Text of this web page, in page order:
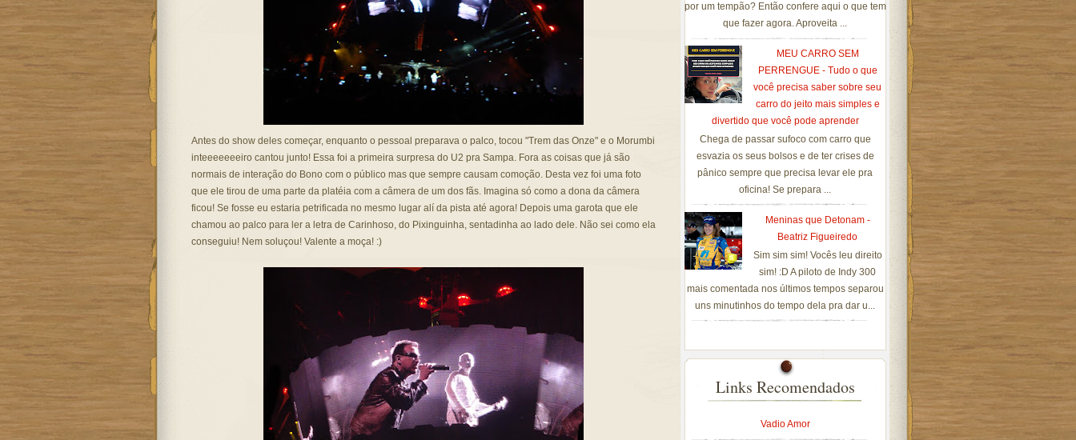
Antes do show deles começar, enquanto o pessoal preparava o palco, tocou "Trem das Onze" e o Morumbi
inteeeeeeeiro cantou junto! Essa foi a primeira surpresa do U2 pra Sampa. Fora as coisas que já são
normais de interação do Bono com o público mas que sempre causam comoção. Desta vez foi uma foto
que ele tirou de uma parte da platéia com a câmera de um dos fãs. Imagina só como a dona da câmera
ficou! Se fosse eu estaria petrificada no mesmo lugar alí da pista até agora! Depois uma garota que ele
chamou ao palco para ler a letra de Carinhoso, do Pixinguinha, sentadinha ao lado dele. Não sei como ela
conseguiu! Nem soluçou! Valente a moça! :)
por um tempão? Então confere aqui o que tem
que fazer agora. Aproveita ...
MEU CARRO SEM
PERRENGUE - Tudo o que
você precisa saber sobre seu
carro do jeito mais simples e
divertido que você pode aprender
Chega de passar sufoco com carro que
esvazia os seus bolsos e de ter crises de
pânico sempre que precisa levar ele pra
oficina! Se prepara ...
Meninas que Detonam -
Beatriz Figueiredo
Sim sim sim! Vocês leu direito
sim! :D A piloto de Indy 300
mais comentada nos últimos tempos separou
uns minutinhos do tempo dela pra dar u...
Links Recomendados
Vadio Amor